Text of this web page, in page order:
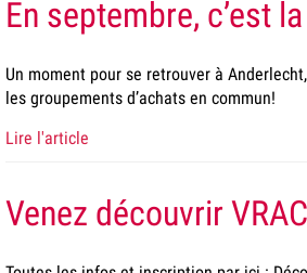
En septembre, c’est
Un moment pour se retrouver à
les groupements d’achats en commun!
Lire l'article
Venez découvrir